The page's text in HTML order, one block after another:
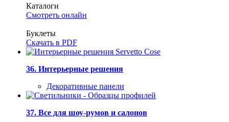
Каталоги
Смотреть онлайн
Буклеты
Скачать в PDF
36. Интерьерные решения
Декоративные панели
37. Все для шоу-румов и салонов